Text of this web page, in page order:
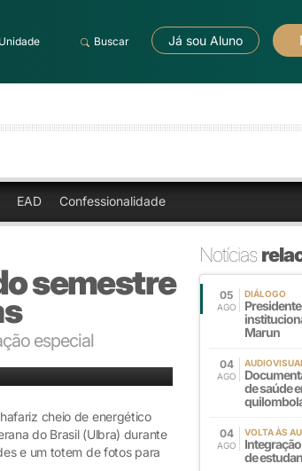
Buscar Já sou Aluno
EAD Confessionalidade
semestre
especial
cheio de energético
do Brasil (Ulbra) durante
e um totem de fotos para
Notícias
05
AGO
DIÁLOGO
Marun
04
AGO
de saúde
04
AGO
VOLTA ÀS
de